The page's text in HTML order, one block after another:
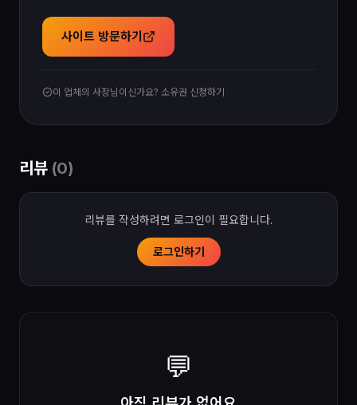
사이트 방문하기
이 업체의 사장님이신가요? 소유권 신청하기
리뷰 (0)
리뷰를 작성하려면 로그인이 필요합니다.
로그인하기
💬